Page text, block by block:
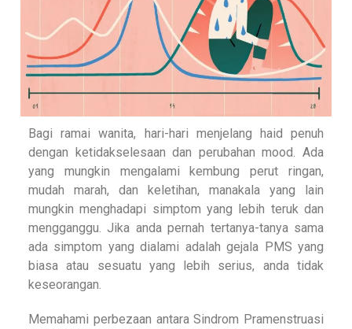
Bagi ramai wanita, hari-hari menjelang haid penuh
dengan ketidakselesaan dan perubahan mood. Ada
yang mungkin mengalami kembung perut ringan,
mudah marah, dan keletihan, manakala yang lain
mungkin menghadapi simptom yang lebih teruk dan
mengganggu. Jika anda pernah tertanya-tanya sama
ada simptom yang dialami adalah gejala PMS yang
biasa atau sesuatu yang lebih serius, anda tidak
keseorangan.
Memahami perbezaan antara Sindrom Pramenstruasi